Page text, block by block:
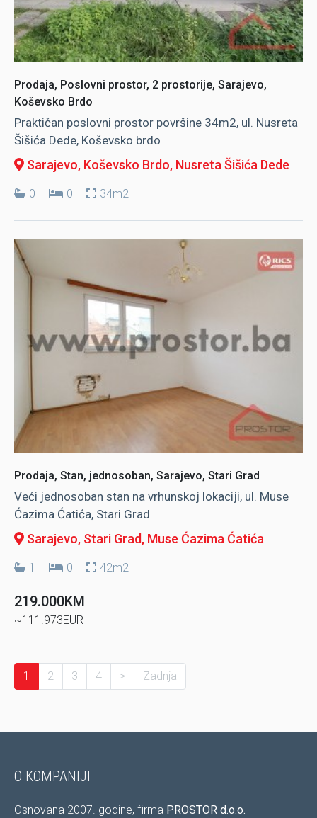
Prodaja, Poslovni prostor, 2 prostorije, Sarajevo,
Koševsko Brdo
Praktičan poslovni prostor površine 34m2, ul. Nusreta
Šišića Dede, Koševsko brdo
Sarajevo, Koševsko Brdo, Nusreta Šišića Dede
0 0 34m2
Prodaja, Stan, jednosoban, Sarajevo, Stari Grad
Veći jednosoban stan na vrhunskoj lokaciji, ul. Muse
Ćazima Ćatića, Stari Grad
Sarajevo, Stari Grad, Muse Ćazima Ćatića
1 0 42m2
219.000KM
~111.973EUR
1 2 3 4 > Zadnja
O KOMPANIJI
Osnovana 2007. godine, firma PROSTOR d.o.o.